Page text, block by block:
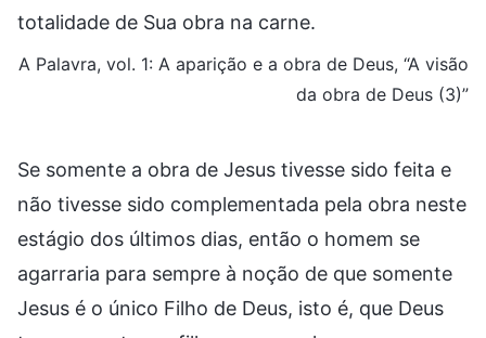
totalidade de Sua obra na carne.
A Palavra, vol. 1: A aparição e a obra de Deus, “A visão
da obra de Deus (3)”
Se somente a obra de Jesus tivesse sido feita e
não tivesse sido complementada pela obra neste
estágio dos últimos dias, então o homem se
agarraria para sempre à noção de que somente
Jesus é o único Filho de Deus, isto é, que Deus